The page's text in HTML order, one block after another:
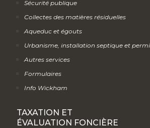
Sécurité publique
Collectes des matières résiduelles
Aqueduc et égouts
Urbanisme, installation septique et
Autres services
Formulaires
Info Wickham
TAXATION ET
ÉVALUATION FONCIÈRE